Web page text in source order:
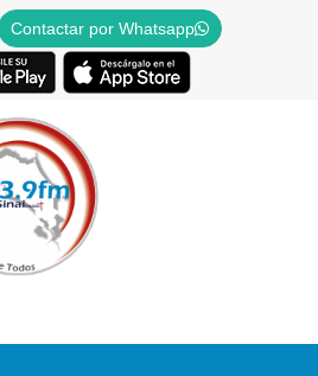
Contactar por Whatsapp